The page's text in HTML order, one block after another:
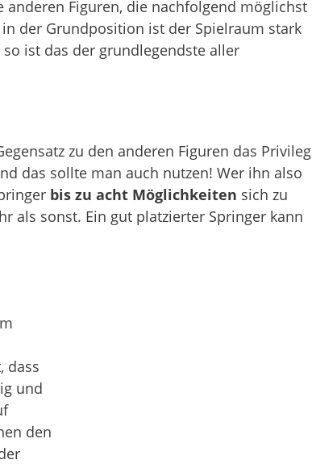
anderen Figuren, die nachfolgend möglichst
der Grundposition ist der Spielraum stark
ist das der grundlegendste aller
zu den anderen Figuren das Privileg
das sollte man auch nutzen! Wer ihn also
bis zu acht Möglichkeiten sich zu
als sonst. Ein gut platzierter Springer kann
dass
und
den